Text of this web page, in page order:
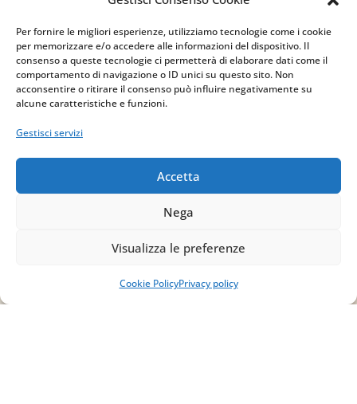
Per fornire le migliori esperienze, utilizziamo tecnologie come i cookie
per memorizzare e/o accedere alle informazioni del dispositivo. Il
consenso a queste tecnologie ci permetterà di elaborare dati come il
comportamento di navigazione o ID unici su questo sito. Non
acconsentire o ritirare il consenso può influire negativamente su
alcune caratteristiche e funzioni.
Gestisci servizi
Accetta
Nega
Visualizza le preferenze
Cookie PolicyPrivacy policy
Indirizzo
via Sant’Alessio, 5
83030 Venticano (AV)
Email
info@studiopizzano.it
ISCRIVITI ALLA